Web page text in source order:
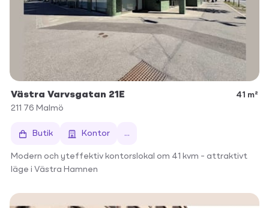
Västra Varvsgatan 21E
41 m²
211 76 Malmö
Butik Kontor ...
Modern och yteffektiv kontorslokal om 41 kvm – attraktivt
läge i Västra Hamnen